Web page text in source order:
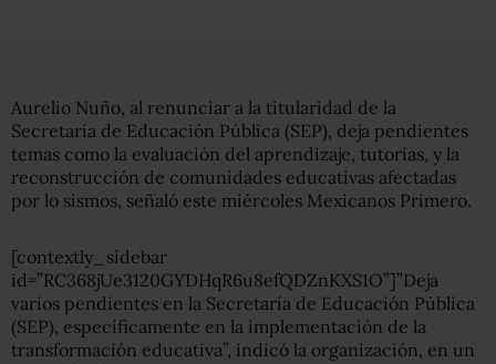
Aurelio Nuño, al renunciar a la titularidad de la
Secretaría de Educación Pública (SEP), deja pendientes
temas como la evaluación del aprendizaje, tutorías, y la
reconstrucción de comunidades educativas afectadas
por lo sismos, señaló este miércoles Mexicanos Primero.
[contextly_sidebar
id=”RC368jUe3120GYDHqR6u8efQDZnKXS1O”]”Deja
varios pendientes en la Secretaría de Educación Pública
(SEP), específicamente en la implementación de la
transformación educativa”, indicó la organización, en un